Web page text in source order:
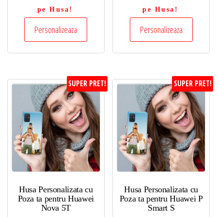
pe Husa!
Personalizeaza
pe Husa!
Personalizeaza
SUPER PRET!
Husa Personalizata cu
Poza ta pentru Huawei
Nova 5T
SUPER PRET!
Husa Personalizata cu
Poza ta pentru Huawei P
Smart S